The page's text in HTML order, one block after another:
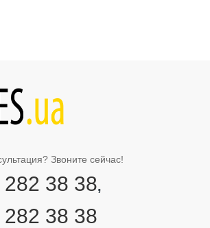
Звоните сейчас!
38 38,
38 38